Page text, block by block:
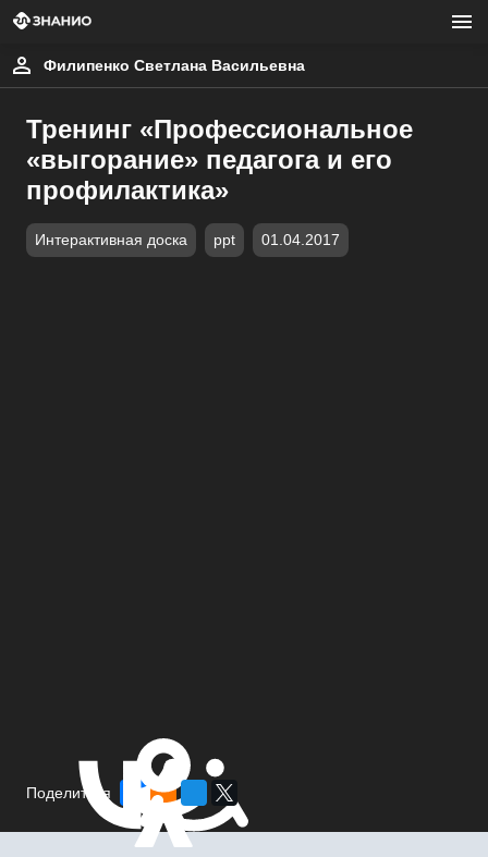
Филипенко Светлана Васильевна
Тренинг «Профессиональное
«выгорание» педагога и его
профилактика»
Интерактивная доска ppt 01.04.2017
Поделиться